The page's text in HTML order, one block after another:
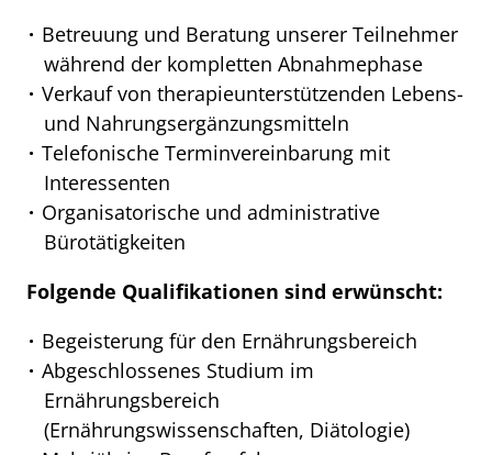
Betreuung und Beratung unserer Teilnehmer
während der kompletten Abnahmephase
Verkauf von therapieunterstützenden Lebens-
und Nahrungsergänzungsmitteln
Telefonische Terminvereinbarung mit
Interessenten
Organisatorische und administrative
Bürotätigkeiten
Folgende Qualifikationen sind erwünscht:
Begeisterung für den Ernährungsbereich
Abgeschlossenes Studium im
Ernährungsbereich
(Ernährungswissenschaften, Diätologie)